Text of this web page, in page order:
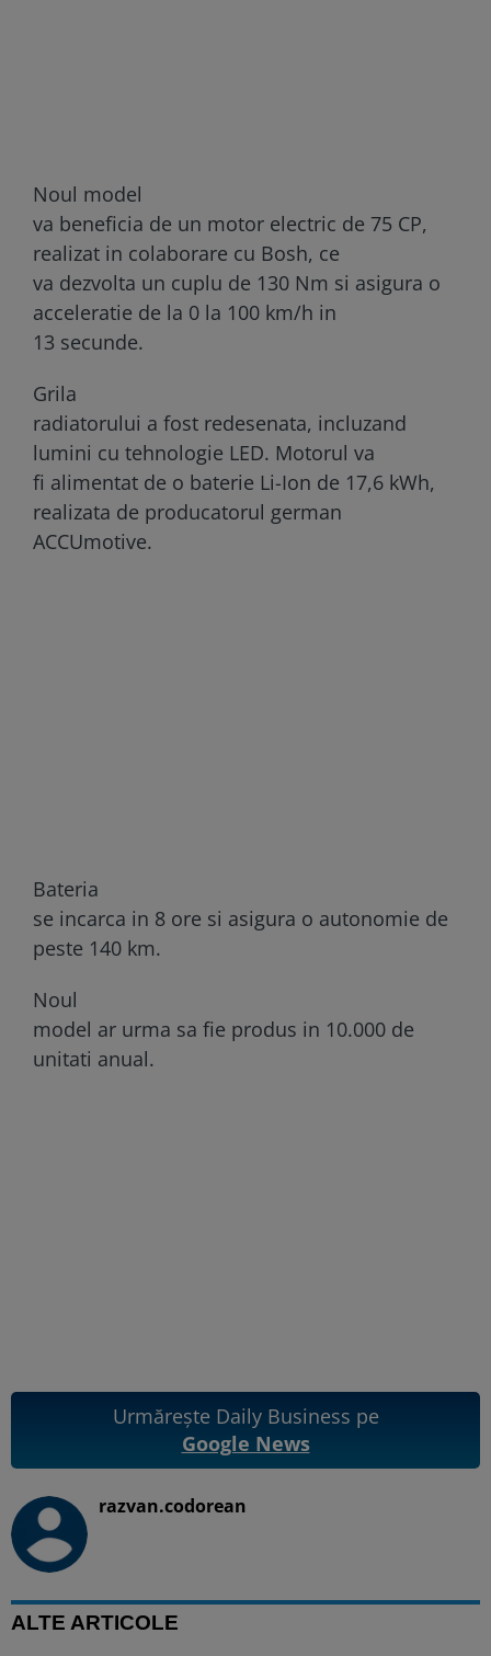
Noul model
va beneficia de un motor electric de 75 CP,
realizat in colaborare cu Bosh, ce
va dezvolta un cuplu de 130 Nm si asigura o
acceleratie de la 0 la 100 km/h in
13 secunde.
Grila
radiatorului a fost redesenata, incluzand
lumini cu tehnologie LED. Motorul va
fi alimentat de o baterie Li-Ion de 17,6 kWh,
realizata de producatorul german
ACCUmotive.
Bateria
se incarca in 8 ore si asigura o autonomie de
peste 140 km.
Noul
model ar urma sa fie produs in 10.000 de
unitati anual.
Urmărește Daily Business pe
Google News
razvan.codorean
ALTE ARTICOLE